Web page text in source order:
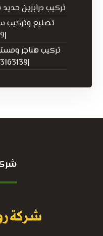
تركيب درابزين حديد في
تصنيع وتركيب
|0503163139
تركيب هناجر
|0503163139| هناجر شينكو